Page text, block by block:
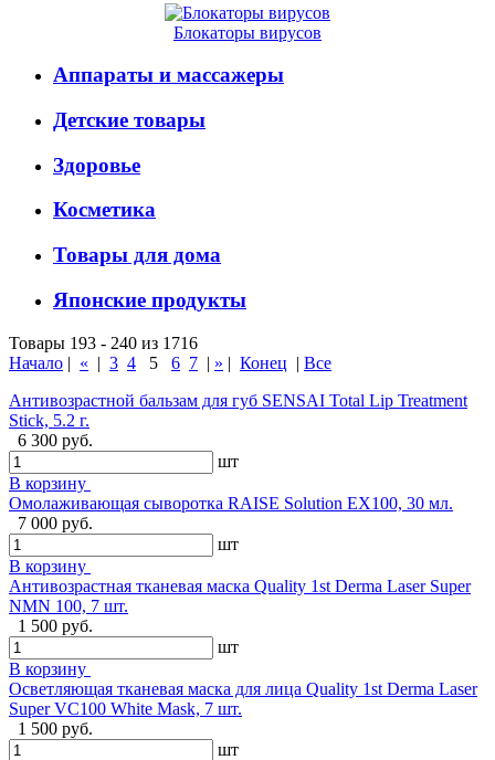
Блокаторы вирусов
Аппараты и массажеры
Детские товары
Здоровье
Косметика
Товары для дома
Японские продукты
Товары 193 - 240 из 1716
Начало | « | 3 4 5 6 7 | » | Конец | Все
Антивозрастной бальзам для губ SENSAI Total Lip Treatment
Stick, 5.2 г.
6 300 руб.
шт
В корзину
Омолаживающая сыворотка RAISE Solution EX100, 30 мл.
7 000 руб.
шт
В корзину
Антивозрастная тканевая маска Quality 1st Derma Laser Super
NMN 100, 7 шт.
1 500 руб.
шт
В корзину
Осветляющая тканевая маска для лица Quality 1st Derma Laser
Super VC100 White Mask, 7 шт.
1 500 руб.
шт